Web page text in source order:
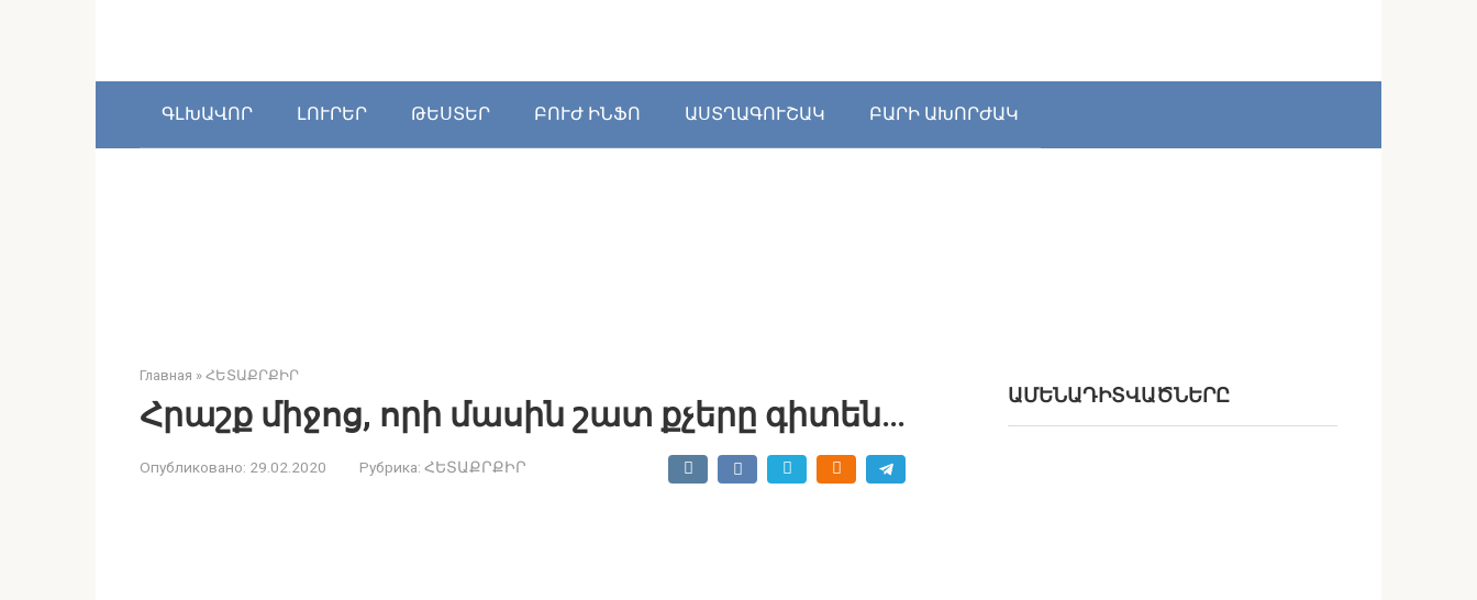
ԳԼԽԱՎՈՐ ԼՈՒՐԵՐ ԹԵՍՏԵՐ ԲՈՒԺ ԻՆՖՈ ԱՍՏՂԱԳՈՒՇԱԿ ԲԱՐԻ ԱԽՈՐԺԱԿ
Главная » ՀԵՏԱՔՐՔԻՐ
Հրաշք միջոց, որի մասին շատ քչերը գիտեն…
Опубликовано: 29.02.2020 Рубрика: ՀԵՏԱՔՐՔԻՐ
ԱՄԵՆԱԴԻՏՎԱԾՆԵՐԸ